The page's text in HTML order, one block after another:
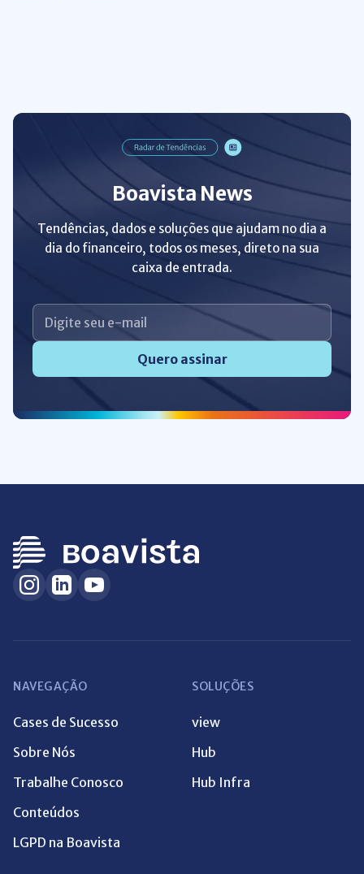
Boavista News
Tendências, dados e soluções que ajudam no dia a
dia do financeiro, todos os meses, direto na sua
caixa de entrada.
Quero assinar
NAVEGAÇÃO
Cases de Sucesso
Sobre Nós
Trabalhe Conosco
Conteúdos
LGPD na Boavista
SOLUÇÕES
view
Hub
Hub Infra